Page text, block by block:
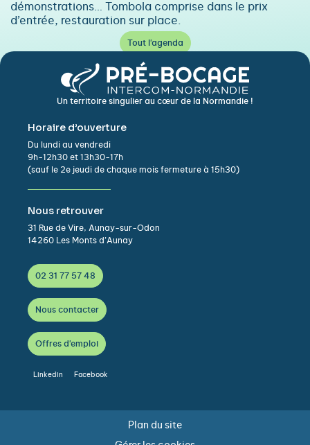
démonstrations… Tombola comprise dans le prix
d’entrée, restauration sur place.
Tout l'agenda
Un territoire singulier au cœur de la Normandie !
Horaire d’ouverture
Du lundi au vendredi
9h-12h30 et 13h30-17h
(sauf le 2e jeudi de chaque mois fermeture à 15h30)
Nous retrouver
31 Rue de Vire, Aunay-sur-Odon
14260 Les Monts d’Aunay
02 31 77 57 48
Nous contacter
Offres d'emploi
Linkedin Facebook
Plan du site